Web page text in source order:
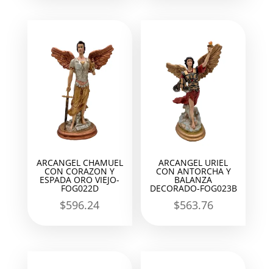
ARCANGEL CHAMUEL
CON CORAZON Y
ESPADA ORO VIEJO-
FOG022D
$596.24
ARCANGEL URIEL
CON ANTORCHA Y
BALANZA
DECORADO-FOG023B
$563.76